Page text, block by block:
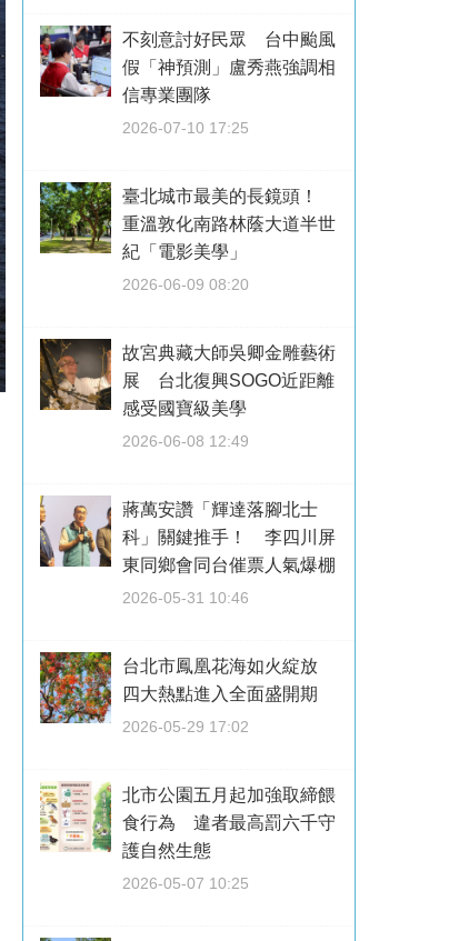
不刻意討好民眾 台中颱風
假「神預測」盧秀燕強調相
信專業團隊
2026-07-10 17:25
臺北城市最美的長鏡頭！
重溫敦化南路林蔭大道半世
紀「電影美學」
2026-06-09 08:20
故宮典藏大師吳卿金雕藝術
展 台北復興SOGO近距離
感受國寶級美學
2026-06-08 12:49
蔣萬安讚「輝達落腳北士
科」關鍵推手！ 李四川屏
東同鄉會同台催票人氣爆棚
2026-05-31 10:46
台北市鳳凰花海如火綻放
四大熱點進入全面盛開期
2026-05-29 17:02
北市公園五月起加強取締餵
食行為 違者最高罰六千守
護自然生態
2026-05-07 10:25